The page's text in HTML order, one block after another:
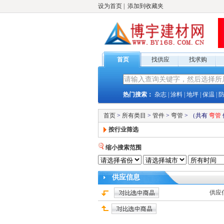
设为首页 添加到收藏夹
首页 找供应 找求购
热门搜索： 杂志 涂料 地坪 保温
首页 > 所有类目 > 管件 > 弯管 > （共有 弯管
按行业筛选
缩小搜索范围
供应信息
供应